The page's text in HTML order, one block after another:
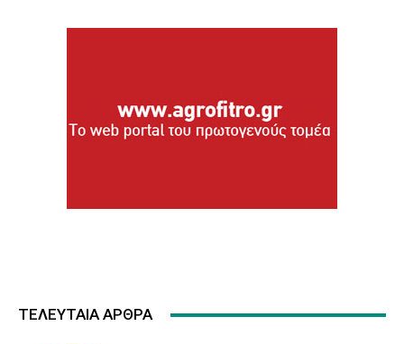
ΤΕΛΕΥΤΑΙΑ ΑΡΘΡΑ